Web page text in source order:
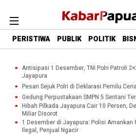
PERISTIWA PUBLIK POLITIK
Antisipasi 1 Desember, TNI Polri Patroli
Jayapura
Pesan Sejuk Polri di Deklarasi Pemilu
Gedung Perpustakaan SMPN 5 Sentani
Hibah Pilkada Jayapura Cair 10 Persen,
Miliar Disorot
1 Desember di Jayapura: Polisi Amankan
Ilegal, Penjual Ngacir